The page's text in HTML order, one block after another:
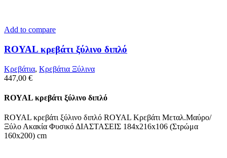
Add to compare
ROYAL κρεβάτι ξύλινο διπλό
Κρεβάτια, Κρεβάτια Ξύλινα
447,00 €
ROYAL κρεβάτι ξύλινο διπλό
ROYAL κρεβάτι ξύλινο διπλό ROYAL Κρεβάτι Μεταλ.Μαύρο/
Ξύλο Ακακία Φυσικό ΔΙΑΣΤΑΣΕΙΣ 184x216x106 (Στρώμα
160x200) cm